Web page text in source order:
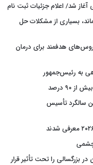
شد/ اعلام جزئیات ثبت نام
بسیاری از مشکلات حل
هدفمند برای درمان
به رئیس‌جمهور
درصد
سالگرد تأسیس
چشمی
بزرگسالی را تحت تأثیر قرار